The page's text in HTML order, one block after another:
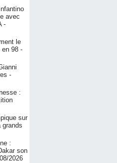
avec
-
le
en 98 -
-
:
sur
grands
:
son
2026